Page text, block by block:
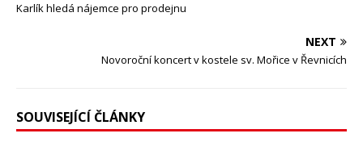
Karlík hledá nájemce pro prodejnu
NEXT
Novoroční koncert v kostele sv. Mořice v Řevnicích
SOUVISEJÍCÍ ČLÁNKY